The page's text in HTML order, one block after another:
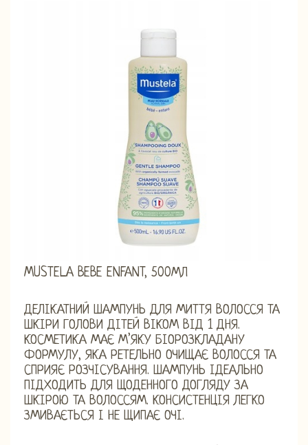
MUSTELA BEBE ENFANT, 500МЛ
ДЕЛІКАТНИЙ ШАМПУНЬ ДЛЯ МИТТЯ ВОЛОССЯ ТА
ШКІРИ ГОЛОВИ ДІТЕЙ ВІКОМ ВІД 1 ДНЯ.
КОСМЕТИКА МАЄ М’ЯКУ БІОРОЗКЛАДАНУ
ФОРМУЛУ, ЯКА РЕТЕЛЬНО ОЧИЩАЄ ВОЛОССЯ ТА
СПРИЯЄ РОЗЧІСУВАННЯ. ШАМПУНЬ ІДЕАЛЬНО
ПІДХОДИТЬ ДЛЯ ЩОДЕННОГО ДОГЛЯДУ ЗА
ШКІРОЮ ТА ВОЛОССЯМ. КОНСИСТЕНЦІЯ ЛЕГКО
ЗМИВАЄТЬСЯ І НЕ ЩИПАЄ ОЧІ.